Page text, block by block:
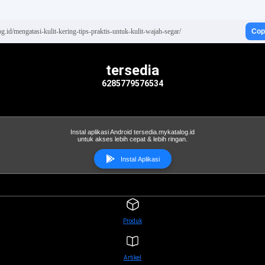
mengatasi-kulit-kering-tips-praktis-untuk-kulit-wajah-segar/
tersedia
6285779576534
Instal aplikasi Android tersedia.mykatalog.id
untuk akses lebih cepat & lebih ringan.
Instal Aplikasi
Produk
Artikel